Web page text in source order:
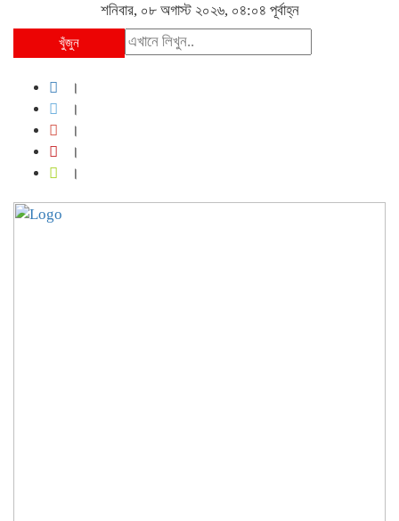
শনিবার, ০৮ অগাস্ট ২০২৬, ০৪:০৪ পূর্বাহ্ন
খুঁজুন